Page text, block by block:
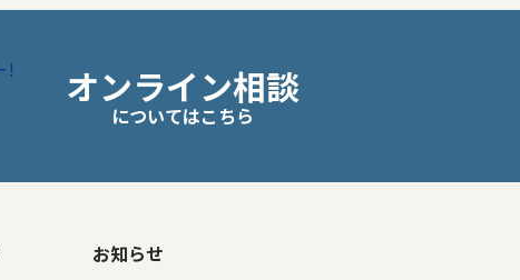
オンライン相談
についてはこちら
お知らせ